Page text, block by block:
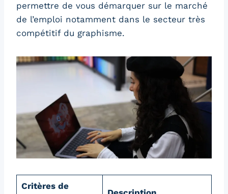
permettre de vous démarquer sur le marché
de l’emploi notamment dans le secteur très
compétitif du graphisme.
Critères de